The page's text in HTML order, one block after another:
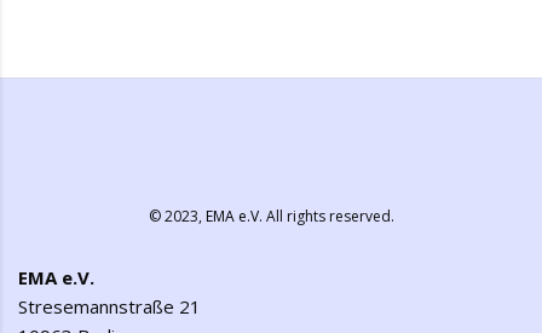
© 2023,EMA e.V. All rights reserved.
EMA e.V.
Stresemannstraße 21